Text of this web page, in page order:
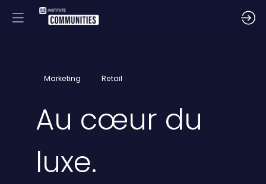
Marketing Retail
Au cœur du
luxe.